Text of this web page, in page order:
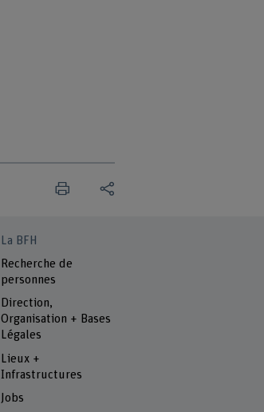
La BFH
Recherche de
personnes
Direction,
Organisation + Bases
Légales
Lieux +
Infrastructures
Jobs